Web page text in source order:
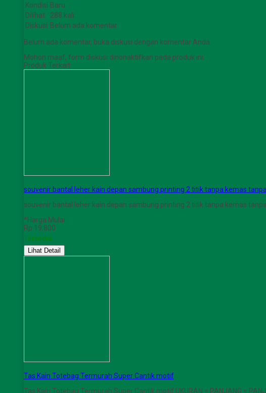
Kondisi Baru
Dilihat
288 kali
Diskusi Belum ada komentar
Belum ada komentar, buka diskusi dengan komentar Anda.
Mohon maaf, form diskusi dinonaktifkan pada produk ini.
Produk Terkait
souvenir bantal leher kain depan sambung printing 2 titik tanpa kemas
souvenir bantal leher kain depan sambung printing 2 titik tanpa kemas
*Harga Mulai
Rp 19.800
Tersedia
Lihat Detail
Tas Kain Totebag Termurah Super Cantik motif
Tas Kain Totebag Termurah Super Cantik motif UKURAN = PANJANG =